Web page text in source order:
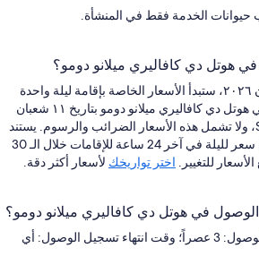
حيوانات الخدمة فقط في المنشأة.
في هوتل دي كافاليري ميلانو دومو؟
اعتبارًا من ٩ شعبان ٢٠٢٦، ستبدأ الأسعار الخاصة بإقامة ليلة واحدة
لشخصين بالغين في هوتل دي كافاليري ميلانو دومو بتاريخ ١١ شعبان
٢٠٢٦ من SAR 772، ولا تشمل هذه الأسعار الضرائب والرسوم. يستند
هذا السعر إلى أقل سعر لليلة في آخر 24 ساعة للإقامات خلال الـ 30
للتغيير. اختر تواريخك لأسعار أكثر دقة.
في هوتل دي كافاليري ميلانو دومو؟
وقت بدء تسجيل الوصول: 3 عصراً؛ وقت انتهاء تسجيل الوصول: أي